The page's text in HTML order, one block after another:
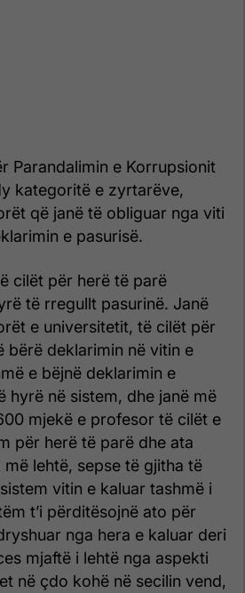
Parandalimin e Korrupsionit
kategoritë e zyrtarëve,
që janë të obliguar nga viti
e pasurisë.
cilët për herë të parë
të rregullt pasurinë. Janë
e universitetit, të cilët për
bërë deklarimin në vitin e
e bëjnë deklarimin e
hyrë në sistem, dhe janë më
mjekë e profesor të cilët e
për herë të parë dhe ata
lehtë, sepse të gjitha të
vitin e kaluar tashmë i
t’i përditësojnë ato për
nga hera e kaluar deri
mjaftë i lehtë nga aspekti
në çdo kohë në secilin vend,